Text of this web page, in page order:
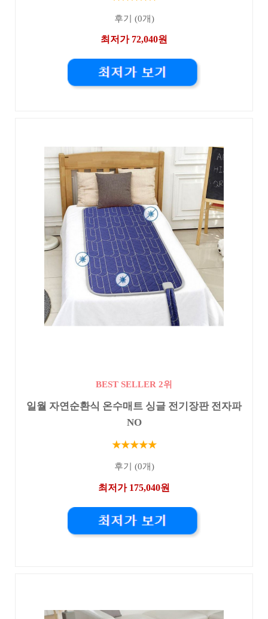
후기 (0개)
최저가 72,040원
BEST SELLER 2위
일월 자연순환식 온수매트 싱글 전기장판 전자파
NO
★★★★★
후기 (0개)
최저가 175,040원